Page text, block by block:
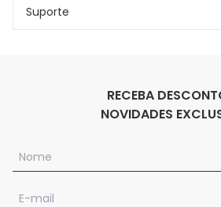
Suporte
RECEBA
NOVIDADES